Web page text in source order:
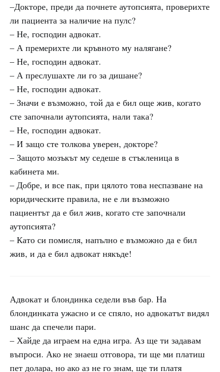
–Докторе, преди да почнете аутопсията, проверихте
ли пациента за наличие на пулс?
– Не, господин адвокат.
– А премерихте ли кръвното му налягане?
– Не, господин адвокат.
– А преслушахте ли го за дишане?
– Не, господин адвокат.
– Значи е възможно, той да е бил още жив, когато
сте започнали аутопсията, нали така?
– Не, господин адвокат.
– И защо сте толкова уверен, докторе?
– Защото мозъкът му седеше в стъкленица в
кабинета ми.
– Добре, и все пак, при цялото това неспазване на
юридическите правила, не е ли възможно
пациентът да е бил жив, когато сте започнали
аутопсията?
– Като си помисля, напълно е възможно да е бил
жив, и да е бил адвокат някъде!
Адвокат и блондинка седели във бар. На
блондинката ужасно и се спяло, но адвокатът видял
шанс да спечели пари.
– Хайде да играем на една игра. Аз ще ти задавам
въпроси. Ако не знаеш отговора, ти ще ми платиш
пет долара, но ако аз не го знам, ще ти платя